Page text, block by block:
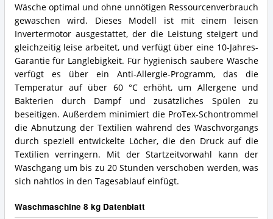
Wäsche optimal und ohne unnötigen Ressourcenverbrauch
gewaschen wird. Dieses Modell ist mit einem leisen
Invertermotor ausgestattet, der die Leistung steigert und
gleichzeitig leise arbeitet, und verfügt über eine 10-Jahres-
Garantie für Langlebigkeit. Für hygienisch saubere Wäsche
verfügt es über ein Anti-Allergie-Programm, das die
Temperatur auf über 60 °C erhöht, um Allergene und
Bakterien durch Dampf und zusätzliches Spülen zu
beseitigen. Außerdem minimiert die ProTex-Schontrommel
die Abnutzung der Textilien während des Waschvorgangs
durch speziell entwickelte Löcher, die den Druck auf die
Textilien verringern. Mit der Startzeitvorwahl kann der
Waschgang um bis zu 20 Stunden verschoben werden, was
sich nahtlos in den Tagesablauf einfügt.
Waschmaschine 8 kg Datenblatt